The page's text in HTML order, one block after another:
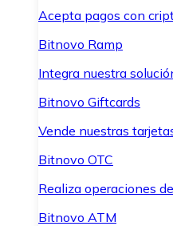
Acepta pagos con
Bitnovo Ramp
Integra nuestra
Bitnovo Giftcards
Vende nuestras
Bitnovo OTC
Realiza operaciones
Bitnovo ATM